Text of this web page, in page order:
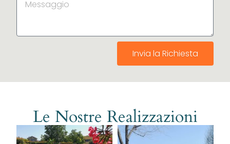
Invia la Richiesta
Le Nostre Realizzazioni